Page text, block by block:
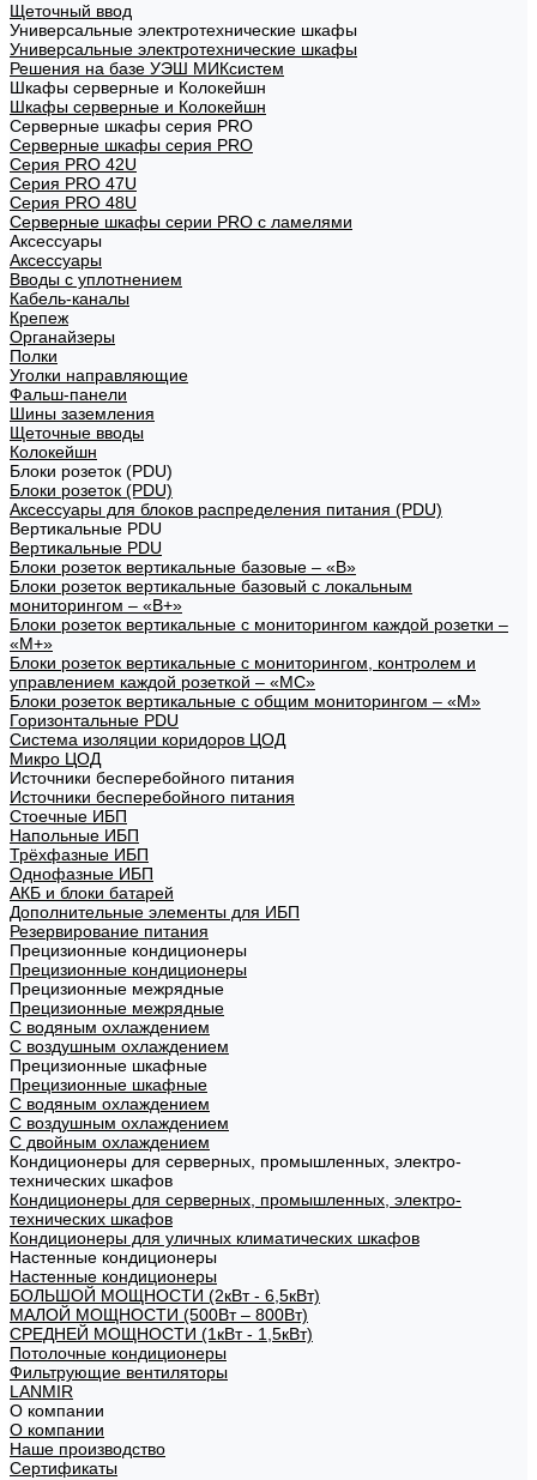
Щеточный ввод
Универсальные электротехнические шкафы
Универсальные электротехнические шкафы
Решения на базе УЭШ МИКсистем
Шкафы серверные и Колокейшн
Шкафы серверные и Колокейшн
Серверные шкафы серия PRO
Серверные шкафы серия PRO
Серия PRO 42U
Серия PRO 47U
Серия PRO 48U
Серверные шкафы серии PRO с ламелями
Аксессуары
Аксессуары
Вводы с уплотнением
Кабель-каналы
Крепеж
Органайзеры
Полки
Уголки направляющие
Фальш-панели
Шины заземления
Щеточные вводы
Колокейшн
Блоки розеток (PDU)
Блоки розеток (PDU)
Аксессуары для блоков распределения питания (PDU)
Вертикальные PDU
Вертикальные PDU
Блоки розеток вертикальные базовые – «В»
Блоки розеток вертикальные базовый с локальным
мониторингом – «В+»
Блоки розеток вертикальные с мониторингом каждой розетки –
«М+»
Блоки розеток вертикальные с мониторингом, контролем и
управлением каждой розеткой – «МС»
Блоки розеток вертикальные с общим мониторингом – «М»
Горизонтальные PDU
Система изоляции коридоров ЦОД
Микро ЦОД
Источники бесперебойного питания
Источники бесперебойного питания
Стоечные ИБП
Напольные ИБП
Трёхфазные ИБП
Однофазные ИБП
АКБ и блоки батарей
Дополнительные элементы для ИБП
Резервирование питания
Прецизионные кондиционеры
Прецизионные кондиционеры
Прецизионные межрядные
Прецизионные межрядные
С водяным охлаждением
С воздушным охлаждением
Прецизионные шкафные
Прецизионные шкафные
С водяным охлаждением
С воздушным охлаждением
С двойным охлаждением
Кондиционеры для серверных, промышленных, электро-
технических шкафов
Кондиционеры для серверных, промышленных, электро-
технических шкафов
Кондиционеры для уличных климатических шкафов
Настенные кондиционеры
Настенные кондиционеры
БОЛЬШОЙ МОЩНОСТИ (2кВт - 6,5кВт)
МАЛОЙ МОЩНОСТИ (500Вт – 800Вт)
СРЕДНЕЙ МОЩНОСТИ (1кВт - 1,5кВт)
Потолочные кондиционеры
Фильтрующие вентиляторы
LANMIR
О компании
О компании
Наше производство
Сертификаты